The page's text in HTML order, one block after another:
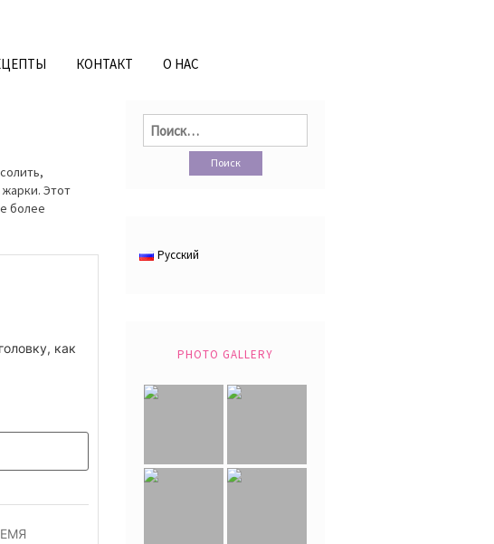
КОНТАКТ О НАС
Этот
более
как
Найти:
Русский
PHOTO GALLERY